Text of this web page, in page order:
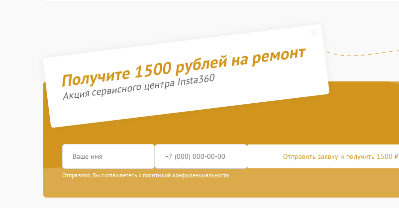
Получите 1500 рублей на ремонт
Акция сервисного центра Insta360
Отправить заявку и получить 1500 ₽
Отправляя, Вы соглашаетесь с политикой конфиденциальности